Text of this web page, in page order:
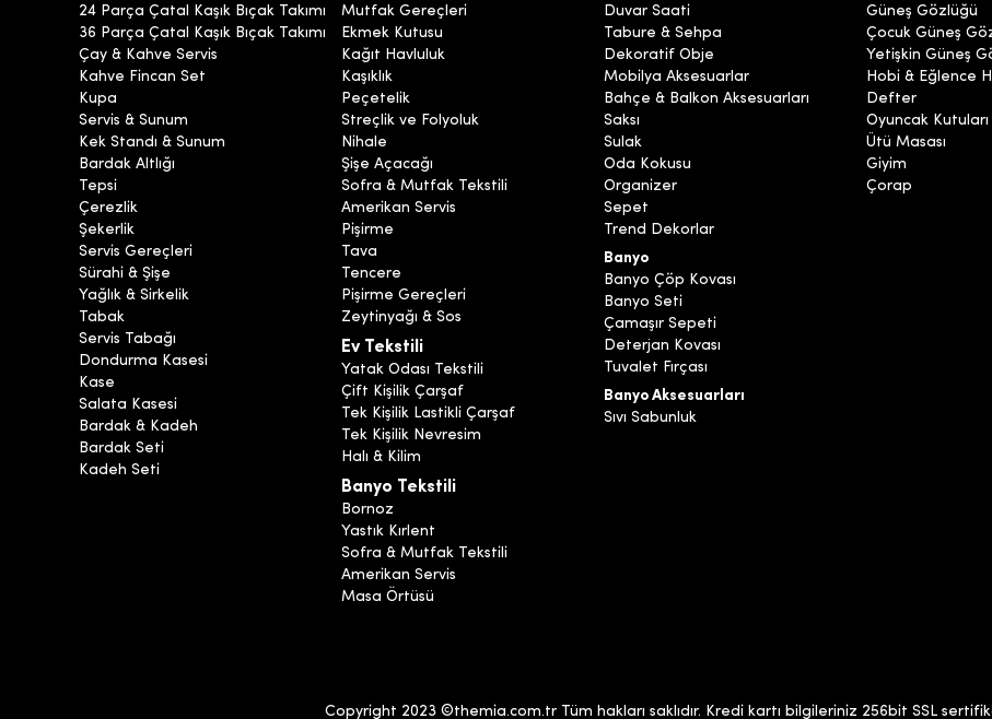
24 Parça Çatal Kaşık Bıçak Takımı
36 Parça Çatal Kaşık Bıçak Takımı
Çay & Kahve Servis
Kahve Fincan Set
Kupa
Servis & Sunum
Kek Standı & Sunum
Bardak Altlığı
Tepsi
Çerezlik
Şekerlik
Servis Gereçleri
Sürahi & Şişe
Yağlık & Sirkelik
Tabak
Servis Tabağı
Dondurma Kasesi
Kase
Salata Kasesi
Bardak & Kadeh
Bardak Seti
Kadeh Seti
Mutfak Gereçleri
Ekmek Kutusu
Kağıt Havluluk
Kaşıklık
Peçetelik
Streçlik ve Folyoluk
Nihale
Şişe Açacağı
Sofra & Mutfak Tekstili
Amerikan Servis
Pişirme
Tava
Tencere
Pişirme Gereçleri
Zeytinyağı & Sos
Ev Tekstili
Yatak Odası Tekstili
Çift Kişilik Çarşaf
Tek Kişilik Lastikli Çarşaf
Tek Kişilik Nevresim
Halı & Kilim
Banyo Tekstili
Bornoz
Yastık Kırlent
Sofra & Mutfak Tekstili
Amerikan Servis
Masa Örtüsü
Duvar Saati
Tabure & Sehpa
Dekoratif Obje
Mobilya Aksesuarlar
Bahçe & Balkon Aksesuarları
Saksı
Sulak
Oda Kokusu
Organizer
Sepet
Trend Dekorlar
Banyo
Banyo Çöp Kovası
Banyo Seti
Çamaşır Sepeti
Deterjan Kovası
Tuvalet Fırçası
Banyo Aksesuarları
Sıvı Sabunluk
Güneş Gözlüğü
Çocuk Güneş
Yetişkin Güneş
Hobi & Eğlence
Defter
Oyuncak Kutuları
Ütü Masası
Giyim
Çorap
Copyright 2023 ©themia.com.tr Tüm hakları saklıdır. Kredi kartı bilgileriniz 256bit SSL